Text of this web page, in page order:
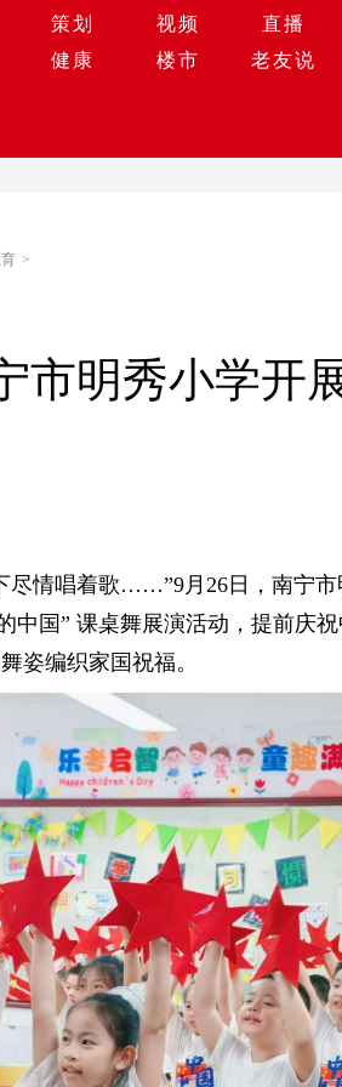
策划 视频 直播
健康 楼市 老友说
>
市明秀小学开
尽情唱着歌……”9月26日，南宁市
中国” 课桌舞展演活动，提前庆
姿编织家国祝福。